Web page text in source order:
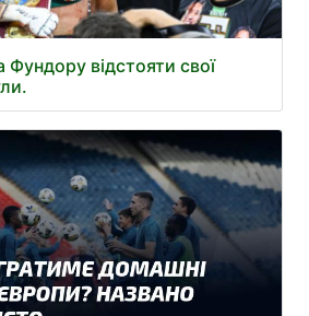
Фундору відстояти свої